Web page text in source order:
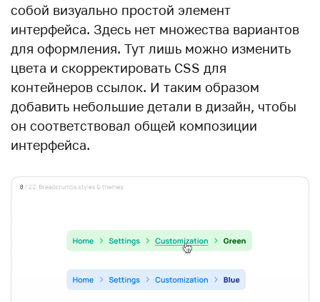
собой визуально простой элемент
интерфейса. Здесь нет множества вариантов
для оформления. Тут лишь можно изменить
цвета и скорректировать CSS для
контейнеров ссылок. И таким образом
добавить небольшие детали в дизайн, чтобы
он соответствовал общей композиции
интерфейса.